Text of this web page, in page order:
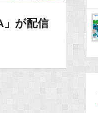
」が配信